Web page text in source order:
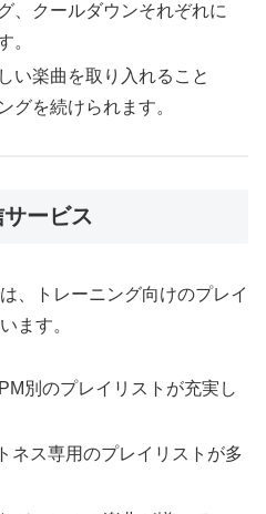
、クールダウンそれぞれに
。
い楽曲を取り入れること
グを続けられます。
ービス
、トレーニング向けのプレイ
ます。
別のプレイリストが充実し
ネス専用のプレイリストが多